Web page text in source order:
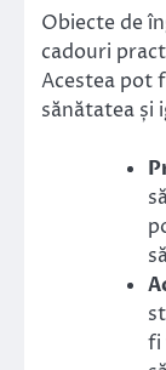
Obiecte de
cadouri
Acestea pot
sănătatea și
fi